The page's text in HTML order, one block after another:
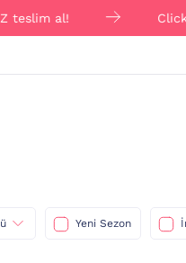
Click &
Yeni Sezon